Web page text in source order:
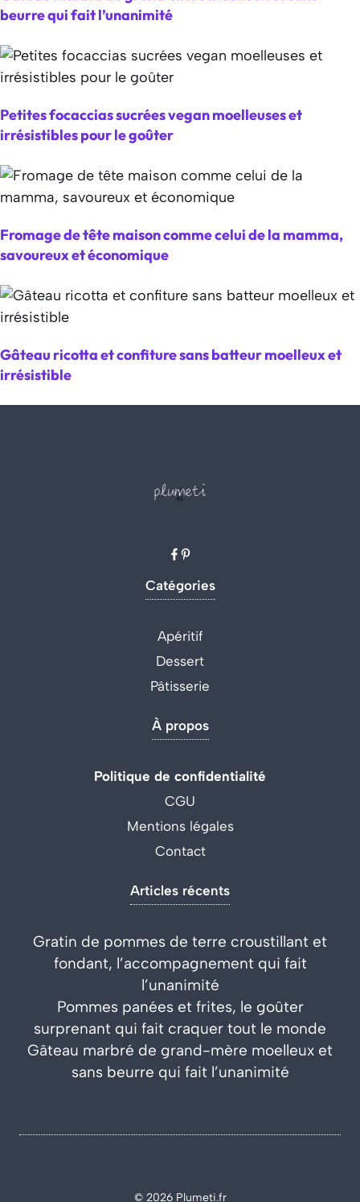
beurre qui fait l’unanimité
Petites focaccias sucrées vegan moelleuses et
irrésistibles pour le goûter
Fromage de tête maison comme celui de la mamma,
savoureux et économique
Gâteau ricotta et confiture sans batteur moelleux et
irrésistible
Catégories
Apéritif
Dessert
Pâtisserie
À propos
Politique de confidentialité
CGU
Mentions légales
Contact
Articles récents
Gratin de pommes de terre croustillant et
fondant, l’accompagnement qui fait
l’unanimité
Pommes panées et frites, le goûter
surprenant qui fait craquer tout le monde
Gâteau marbré de grand-mère moelleux et
sans beurre qui fait l’unanimité
© 2026 Plumeti.fr